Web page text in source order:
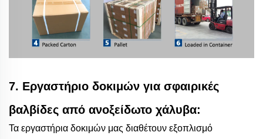
7. Εργαστήριο δοκιμών για σφαιρικές
βαλβίδες από ανοξείδωτο χάλυβα:
Τα εργαστήρια δοκιμών μας διαθέτουν εξοπλισμό